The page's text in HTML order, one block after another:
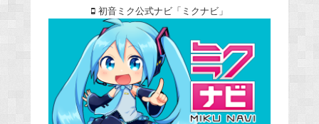
初音ミク公式ナビ「ミクナビ」